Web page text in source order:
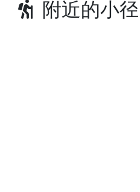
附近的小径